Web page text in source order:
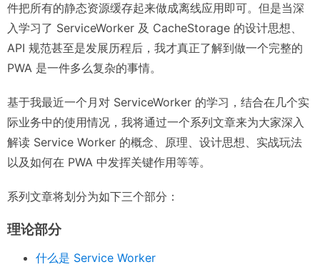
件把所有的静态资源缓存起来做成离线应用即可。但是当深
入学习了 ServiceWorker 及 CacheStorage 的设计思想、
API 规范甚至是发展历程后，我才真正了解到做一个完整的
PWA 是一件多么复杂的事情。
基于我最近一个月对 ServiceWorker 的学习，结合在几个实
际业务中的使用情况，我将通过一个系列文章来为大家深入
解读 Service Worker 的概念、原理、设计思想、实战玩法
以及如何在 PWA 中发挥关键作用等等。
系列文章将划分为如下三个部分：
理论部分
什么是 Service Worker